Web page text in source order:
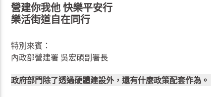
營建你我他 快樂平安行
樂活街道自在同行
特別來賓：
內政部營建署 吳宏碩副署長
政府部門除了透過硬體建設外，還有什麼政策配套作為。